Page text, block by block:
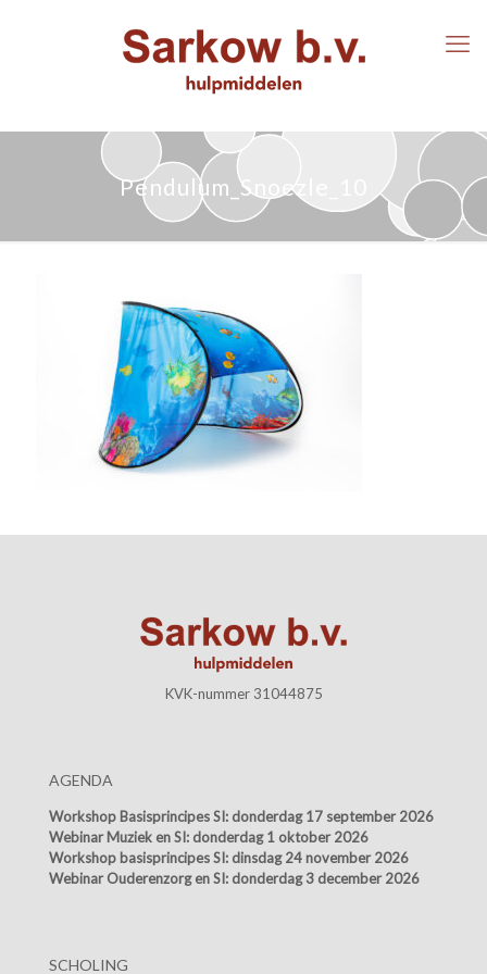
Pendulum_Snoezle_10
KVK-nummer 31044875
AGENDA
Workshop Basisprincipes SI: donderdag 17 september 2026
Webinar Muziek en SI: donderdag 1 oktober 2026
Workshop basisprincipes SI: dinsdag 24 november 2026
Webinar Ouderenzorg en SI: donderdag 3 december 2026
SCHOLING